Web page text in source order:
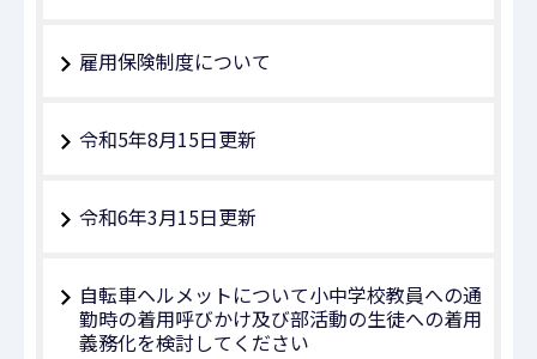
雇用保険制度について
令和5年8月15日更新
令和6年3月15日更新
自転車ヘルメットについて小中学校教員への通
勤時の着用呼びかけ及び部活動の生徒への着用
義務化を検討してください